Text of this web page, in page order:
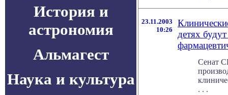
История и
астрономия
Альмагест
Наука и культура
23.11.2003
10:26
детях
Сенат
. . .